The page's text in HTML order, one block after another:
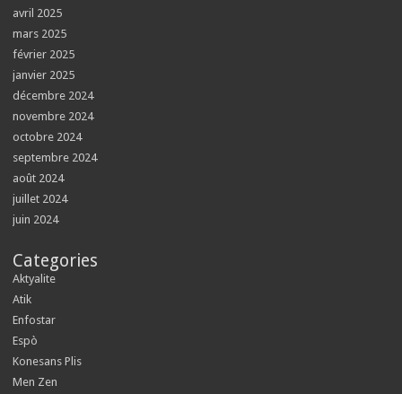
avril 2025
mars 2025
février 2025
janvier 2025
décembre 2024
novembre 2024
octobre 2024
septembre 2024
août 2024
juillet 2024
juin 2024
Categories
Aktyalite
Atik
Enfostar
Espò
Konesans Plis
Men Zen